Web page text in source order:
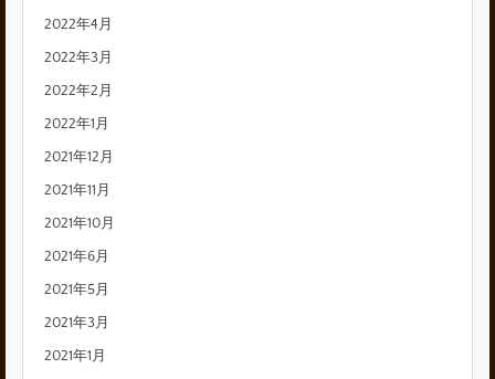
2022年4月
2022年3月
2022年2月
2022年1月
2021年12月
2021年11月
2021年10月
2021年6月
2021年5月
2021年3月
2021年1月